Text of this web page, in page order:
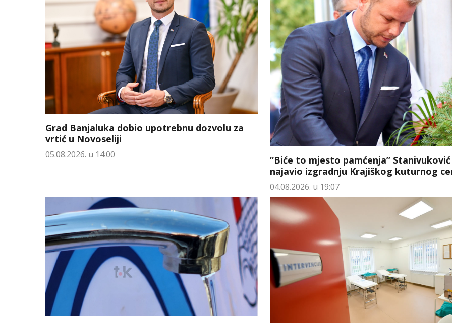
Grad Banjaluka dobio upotrebnu dozvolu za
vrtić u Novoseliji
05.08.2026. u 14:00
“Biće to mjesto pamćenja” Stanivuković
najavio izgradnju Krajiškog kuturnog
04.08.2026. u 19:07